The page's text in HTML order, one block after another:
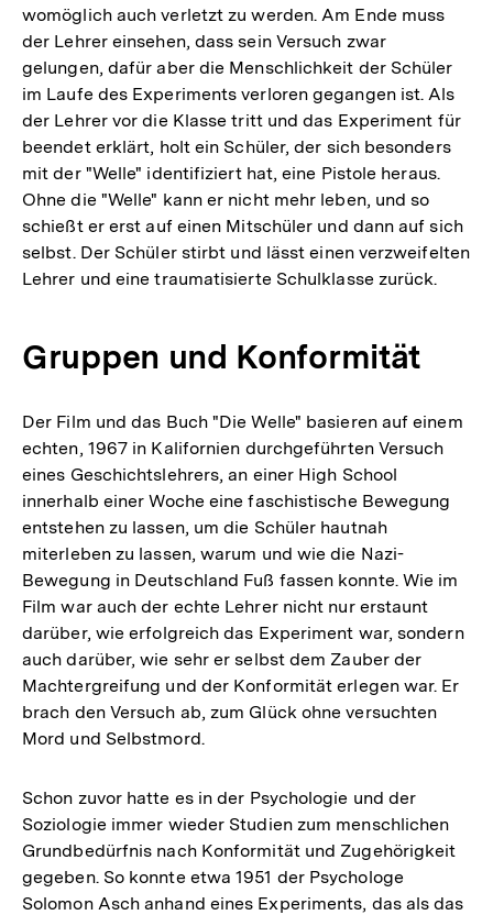
womöglich auch verletzt zu werden. Am Ende muss
der Lehrer einsehen, dass sein Versuch zwar
gelungen, dafür aber die Menschlichkeit der Schüler
im Laufe des Experiments verloren gegangen ist. Als
der Lehrer vor die Klasse tritt und das Experiment für
beendet erklärt, holt ein Schüler, der sich besonders
mit der "Welle" identifiziert hat, eine Pistole heraus.
Ohne die "Welle" kann er nicht mehr leben, und so
schießt er erst auf einen Mitschüler und dann auf sich
selbst. Der Schüler stirbt und lässt einen verzweifelten
Lehrer und eine traumatisierte Schulklasse zurück.
Gruppen und Konformität
Der Film und das Buch "Die Welle" basieren auf einem
echten, 1967 in Kalifornien durchgeführten Versuch
eines Geschichtslehrers, an einer High School
innerhalb einer Woche eine faschistische Bewegung
entstehen zu lassen, um die Schüler hautnah
miterleben zu lassen, warum und wie die Nazi-
Bewegung in Deutschland Fuß fassen konnte. Wie im
Film war auch der echte Lehrer nicht nur erstaunt
darüber, wie erfolgreich das Experiment war, sondern
auch darüber, wie sehr er selbst dem Zauber der
Machtergreifung und der Konformität erlegen war. Er
brach den Versuch ab, zum Glück ohne versuchten
Mord und Selbstmord.
Schon zuvor hatte es in der Psychologie und der
Soziologie immer wieder Studien zum menschlichen
Grundbedürfnis nach Konformität und Zugehörigkeit
gegeben. So konnte etwa 1951 der Psychologe
Solomon Asch anhand eines Experiments, das als das